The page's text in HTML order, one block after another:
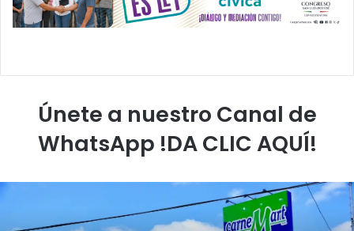
Únete a nuestro Canal de
WhatsApp !DA CLIC AQUÍ!